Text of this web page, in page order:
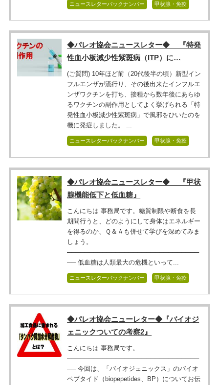
ニュースレターバックナンバー 甲状腺・免疫
◆パレオ協会ニュースレター◆ 『特発
性血小板減少性紫斑病（ITP）に…
(ご質問) 10年ほど前（20代後半の頃）新型イン
フルエンザが流行り、その後出来たインフルエ
ンザワクチンを打ち、接種から数年後にあらゆ
るワクチンの副作用としてよく挙げられる「特
発性血小板減少性紫斑病」で風邪をひいたのを
機に発症しました。 ...
ニュースレターバックナンバー 甲状腺・免疫
◆パレオ協会ニュースレター◆ 『甲状
腺機能低下と低血糖』
こんにちは 事務局です。糖質制限や断食を長
期間行うと、どのようにして身体はエネルギー
を得るのか、Ｑ＆Ａも併せて学びを深めてみま
しょう。
──────────────────────────────
── 低血糖は人類最大の危機といって...
ニュースレターバックナンバー 甲状腺・免疫
◆パレオ協会ニューレター◆『バイオジ
ェニックついての考察2』
こんにちは 事務局です。
──────────────────────────────
── 今回は、「バイオジェニックス」のバイオ
ペプタイド（biopepetides、BP）についてお伝